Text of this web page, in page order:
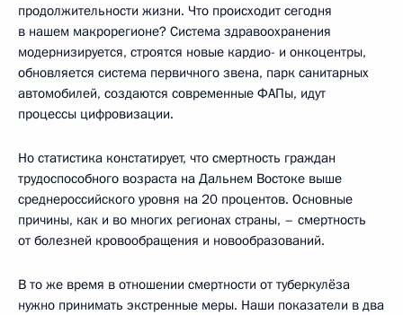
продолжительности жизни. Что происходит сегодня
в нашем макрорегионе? Система здравоохранения
модернизируется, строятся новые кардио- и онкоцентры,
обновляется система первичного звена, парк санитарных
автомобилей, создаются современные ФАПы, идут
процессы цифровизации.
Но статистика констатирует, что смертность граждан
трудоспособного возраста на Дальнем Востоке выше
среднероссийского уровня на 20 процентов. Основные
причины, как и во многих регионах страны, – смертность
от болезней кровообращения и новообразований.
В то же время в отношении смертности от туберкулёза
нужно принимать экстренные меры. Наши показатели в два